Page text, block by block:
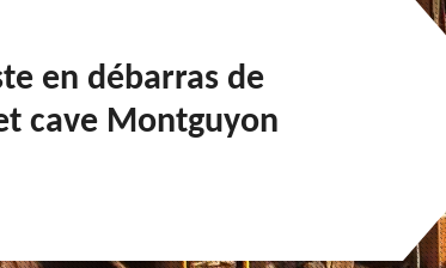
en débarras de
cave Montguyon